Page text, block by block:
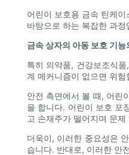
어린이 보호용 금속 틴케
바탕으로 하는 복잡한 과
금속 상자의 아동 보호 기
특히 의약품, 건강보조식
계 메커니즘이 없으면 위
안전 측면에서 볼 때, 어린
을 합니다. 어린이 보호 포
고 손재주가 떨어지며 문
더욱이, 이러한 중요성은
습니다. 반대로, 이러한 안